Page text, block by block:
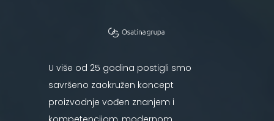
U više od 25 godina postigli smo
savršeno zaokružen koncept
proizvodnje vođen znanjem i